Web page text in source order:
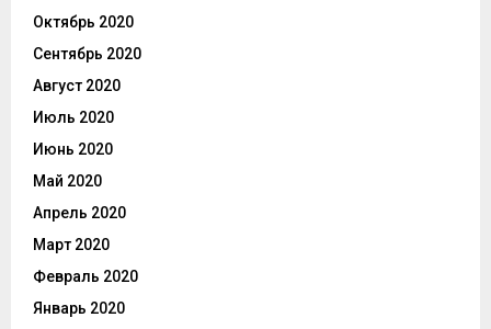
Октябрь 2020
Сентябрь 2020
Август 2020
Июль 2020
Июнь 2020
Май 2020
Апрель 2020
Март 2020
Февраль 2020
Январь 2020